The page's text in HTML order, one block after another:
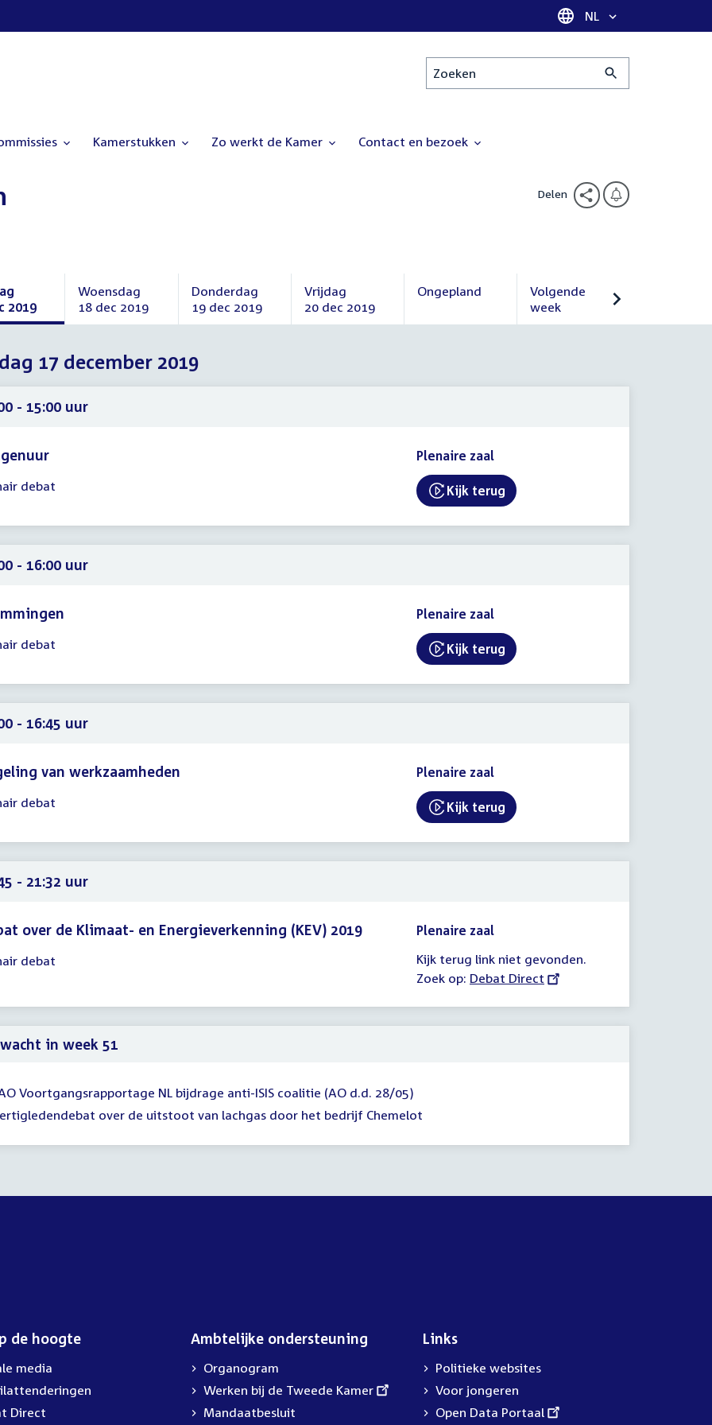
Taal selectie
NL
Zoeken
Kamerstukken Zo werkt de Kamer Contact en bezoek
Delen
2019
Woensdag
18 dec 2019
Woensdag
december
2019
Donderdag
19 dec 2019
Donderdag
december
2019
Vrijdag
20 dec 2019
Vrijdag
Ongepland
Volgende
week
Volgende
17 december 2019
- 15:00 uur
debat
Plenaire zaal
External link:
Kijk terug
- 16:00 uur
debat
Plenaire zaal
External link:
Kijk terug
- 16:45 uur
van werkzaamheden
debat
Plenaire zaal
External link:
Kijk terug
- 21:32 uur
over de Klimaat- en Energieverkenning (KEV) 2019
debat
Plenaire zaal
Kijk terug link niet gevonden.
Zoek op: External
Debat Direct
in week 51
Voortgangsrapportage NL bijdrage anti-ISIS coalitie (AO d.d. 28/05)
over de uitstoot van lachgas door het bedrijf Chemelot
de hoogte
media
Direct
Ambtelijke ondersteuning
Organogram
External
link:
Werken bij de Tweede Kamer
Mandaatbesluit
Links
Politieke websites
Voor jongeren
External
Open Data Portaal